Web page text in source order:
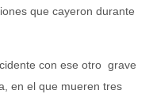
que cayeron durante
con ese otro grave
en el que mueren tres